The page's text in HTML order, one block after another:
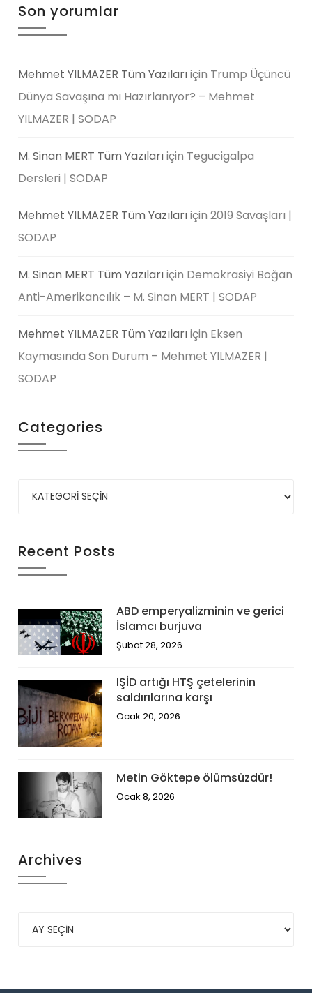
Son yorumlar
Mehmet YILMAZER Tüm Yazılarıiçin Trump Üçüncü
Dünya Savaşına mı Hazırlanıyor? – Mehmet
YILMAZER | SODAP
M. Sinan MERT Tüm Yazılarıiçin Tegucigalpa
Dersleri | SODAP
Mehmet YILMAZER Tüm Yazılarıiçin2019 Savaşları |
SODAP
M. Sinan MERT Tüm Yazılarıiçin Demokrasiyi Boğan
Anti-Amerikancılık – M. Sinan MERT | SODAP
Mehmet YILMAZER Tüm Yazılarıiçin Eksen
Kaymasında Son Durum – Mehmet YILMAZER |
SODAP
Categories
Recent Posts
ABD emperyalizminin ve gerici
İslamcı burjuva
Şubat 28, 2026
IŞİD artığı HTŞ çetelerinin
saldırılarına karşı
Ocak 20, 2026
Metin Göktepe ölümsüzdür!
Ocak 8, 2026
Archives